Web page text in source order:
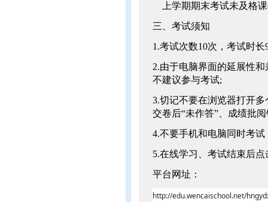
上学期期末考试未及格
三、考试须知
1.考试次数10次，考试时长
2.由于电脑界面的延展性
不建议参与考试;
3.切记不要在浏览器打开
交卷后“未作答”、成绩批
4.不要手机和电脑同时考
5.在线学习、考试结束后
平台网址：
http://edu.wencaischool.net/